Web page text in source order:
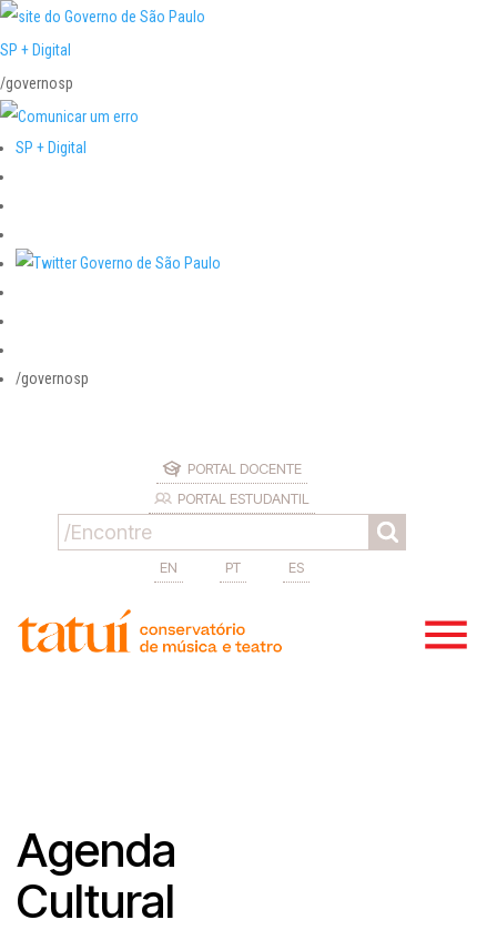
SP + Digital
/governosp
SP + Digital
/governosp
PORTAL DOCENTE
PORTAL ESTUDANTIL
EN PT ES
Agenda
Cultural